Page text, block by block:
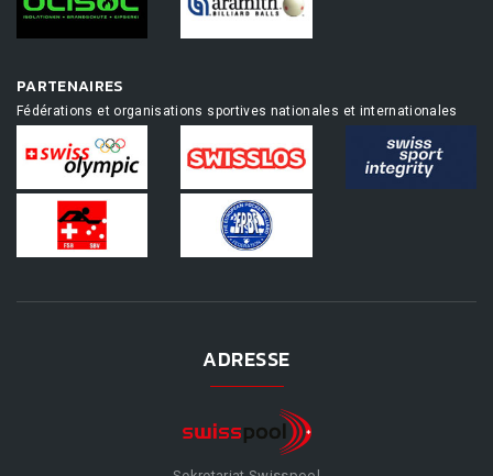
PARTENAIRES
Fédérations et organisations sportives nationales et internationales
ADRESSE